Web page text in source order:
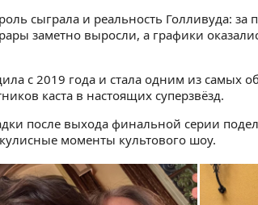
сыграла и реальность Голливуда: за
заметно выросли, а графики
с 2019 года и стала одним из самых
каста в настоящих суперзвёзд.
после выхода финальной серии
моменты культового шоу.